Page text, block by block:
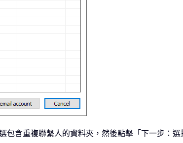
含重複聯繫人的資料夾，然後點擊「下一步：選